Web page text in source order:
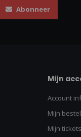
Abonneer
Mijn
Account
Mijn
Mijn tickets